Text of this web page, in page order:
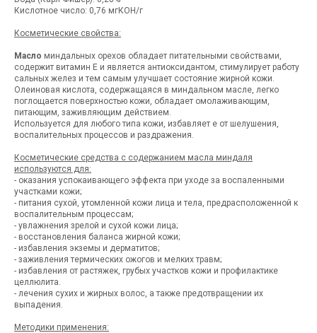
Кислотное число: 0,76 мгКОН/г
Косметические свойства:
Масло миндальных орехов обладает питательными свойствами,
содержит витамин Е и является антиоксидантом, стимулирует работу
сальных желез и тем самым улучшает состояние жирной кожи.
Олеиновая кислота, содержащаяся в миндальном масле, легко
поглощается поверхностью кожи, обладает омолаживающим,
питающим, заживляющим действием.
Используется для любого типа кожи, избавляет е от шелушения,
воспалительных процессов и раздражения.
Косметические средства с содержанием масла миндаля
используются для:
- оказания успокаивающего эффекта при уходе за воспаленными
участками кожи;
- питания сухой, утомленной кожи лица и тела, предрасположенной к
воспалительным процессам;
- увлажнения зрелой и сухой кожи лица;
- восстановления баланса жирной кожи;
- избавления экземы и дерматитов;
- заживления термических ожогов и мелких травм;
- избавления от растяжек, грубых участков кожи и профилактике
целлюлита.
- лечения сухих и жирных волос, а также предотвращении их
выпадения.
Методики применения: